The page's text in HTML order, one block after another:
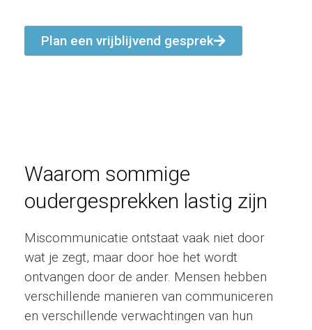
Plan een vrijblijvend gesprek
Waarom sommige
oudergesprekken lastig zijn
Miscommunicatie ontstaat vaak niet door
wat je zegt, maar door hoe het wordt
ontvangen door de ander. Mensen hebben
verschillende manieren van communiceren
en verschillende verwachtingen van hun